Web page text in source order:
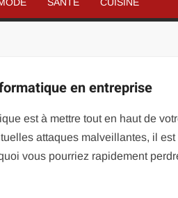
en entreprise
est à mettre tout en haut de
attaques malveillantes, il
vous pourriez rapidement